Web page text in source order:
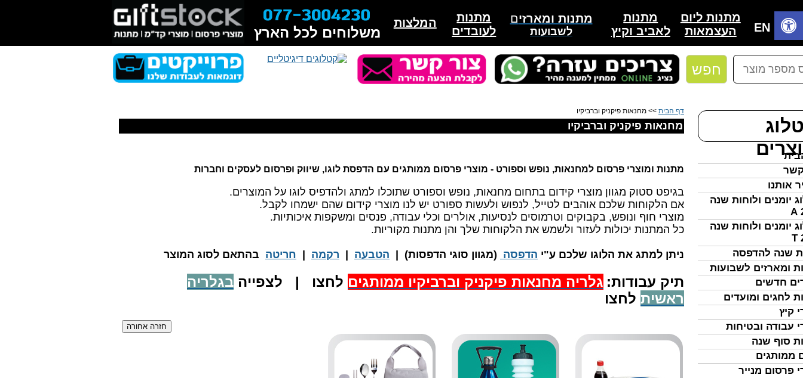
אביזרי מחנאות, נופש, ספורט ממותגים, מודפסים, קד"מ, מוצרי פרסום, מתנות לחג, מתנות לוועדי עובדים, חבילות שי לעסקים, מתנות עם פרסום
חפש
אותנו
יומנים ולוחות שנה
יומנים ולוחות שנה
שנה להדפסה
ומארזים לשבועות
חדשים
לחגים ומועדים
קיץ
עבודה ובטיחות
סוף שנה
ממותגים
פרסום מנייר
EN
מתנות
לאביב וקיץ
המלצות
מתנות
לעובדים
מתנות ומארזים
לשבועות
מתנות ליום
העצמאות
משלוחים לכל הארץ
דף הבית >> מחנאות פיקניק וברביקיו
מחנאות פיקניק וברביקיו
מתנות ומוצרי פרסום למחנאות, נופש וספורט - מוצרי פרסום ממותגים עם הדפסת לוגו, שיווק ופרסום לעסקים וחברות
בגיפט סטוק מגוון מוצרי קידום בתחום מחנאות, נופש וספורט שתוכלו למתג ולהדפיס לוגו על המוצרים.
אם הלקוחות שלכם אוהבים לטייל, לנפוש ולעשות ספורט יש לנו מוצרי קידום שהם ישמחו לקבל.
מוצרי חוף ונופש, בקבוקים וטרמוסים לנסיעות, אולרים וכלי עבודה, פנסים ומשקפות איכותיות.
כל המתנות יכולות לעזור ולשמש את הלקוחות שלך והן מתנות מקוריות.
​ניתן למתג את הלוגו שלכם ע"י הדפסה (מגוון סוגי הדפסות) | הטבעה רקמה חריטה בהתאם לסוג המוצר
תיק עבודות: גלריה מחנאות פיקניק וברביקיו ממותגים לחצו | לצפייה בגלריה
ראשית לחצו